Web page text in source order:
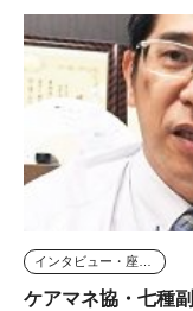
ケアマネ協・七種